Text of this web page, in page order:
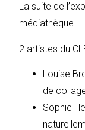
La suite de
médiathèque.
2 artistes du
Louise
de
Sophie